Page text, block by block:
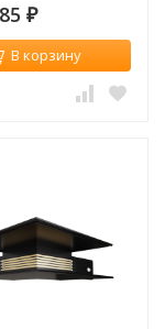
₽
В корзину